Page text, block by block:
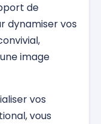
de
dynamiser vos
image
vos
vous